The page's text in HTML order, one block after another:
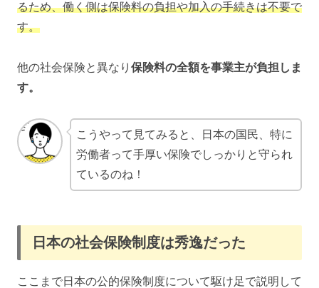
るため、働く側は保険料の負担や加入の手続きは不要で
す。
他の社会保険と異なり 保険料の全額を事業主が負担しま
す。
こうやって見てみると、日本の国民、特に
労働者って手厚い保険でしっかりと守られ
ているのね！
日本の社会保険制度は秀逸だった
ここまで日本の公的保険制度について駆け足で説明して